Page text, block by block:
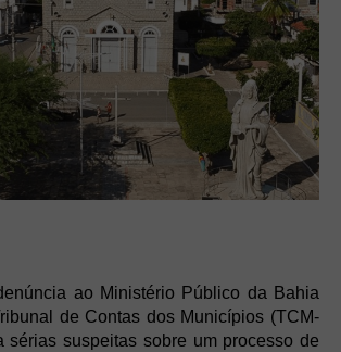
ao Ministério Público da Bahia
de Contas dos Municípios (TCM-
sérias suspeitas sobre um processo de